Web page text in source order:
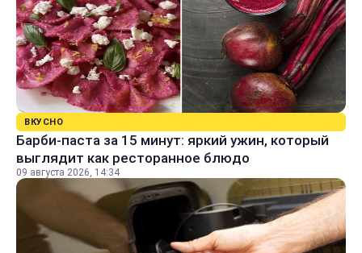
ВКУСНО
Барби-паста за 15 минут: яркий ужин, который
выглядит как ресторанное блюдо
09 августа 2026, 14:34